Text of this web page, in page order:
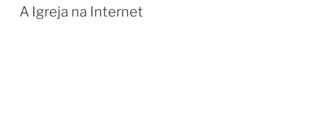
EM
A Igreja na Internet